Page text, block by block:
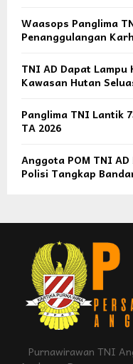
Waasops Panglima
Penanggulangan
TNI AD Dapat Lampu
Kawasan Hutan
Panglima TNI Lantik
TA 2026
Anggota POM TNI
Polisi Tangkap
Purnawirawan TNI